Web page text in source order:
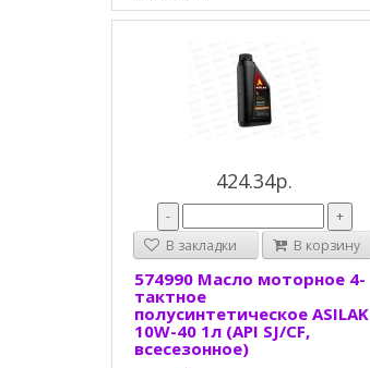
424.34р.
-
+
В закладки
В корзину
574990 Масло моторное 4-
тактное
полусинтетическое ASILAK
10W-40 1л (API SJ/CF,
всесезонное)